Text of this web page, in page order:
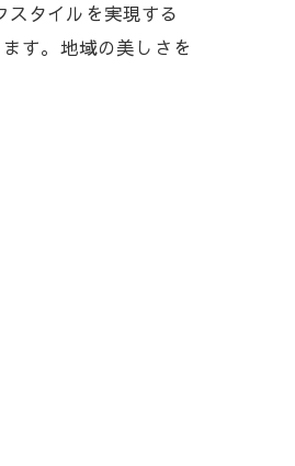
タイルを実現する
す。地域の美しさを